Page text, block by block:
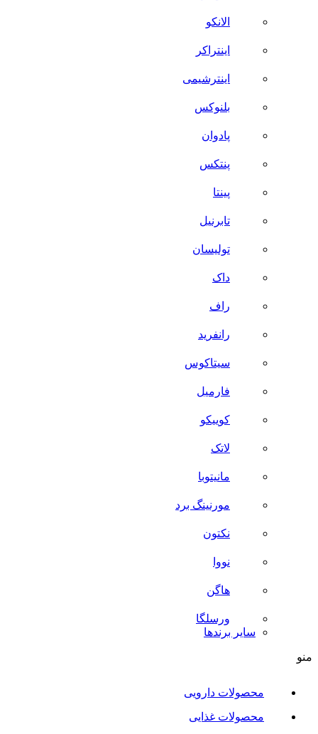
الانکو
اینتراکر
اینترشیمی
بلنوکس
پادوان
پنتکس
پینتا
تابرنیل
تولیسان
داک
راف
رانفرید
سیتاکوس
فارمیل
کوییکو
لاتک
مانیتوبا
مورنینگ برد
نکتون
نووا
هاگن
ورسلگا
سایر برند‌ها
منو
محصولات دارویی
محصولات غذایی